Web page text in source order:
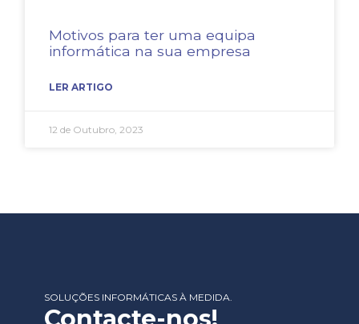
Motivos para ter uma equipa
informática na sua empresa
LER ARTIGO
12 de Outubro, 2023
SOLUÇÕES INFORMÁTICAS À MEDIDA.